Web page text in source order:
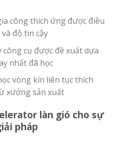
công thích ứng được điều
độ tin cậy
công cụ được đề xuất dựa
nhất đã học
vòng kín liên tục thích
xưởng sản xuất
làn gió cho sự
pháp